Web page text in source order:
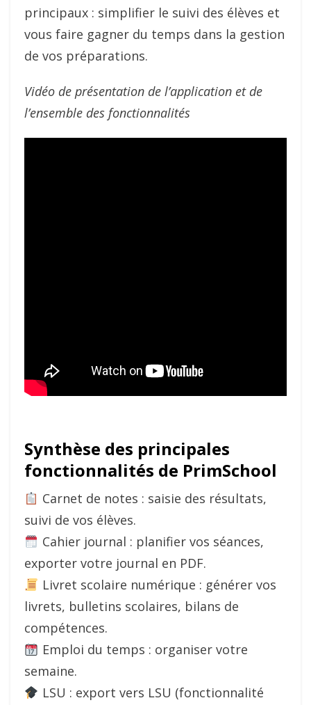
principaux : simplifier le suivi des élèves et
vous faire gagner du temps dans la gestion
de vos préparations.
Vidéo de présentation de l’application et de
l’ensemble des fonctionnalités
Synthèse des principales
fonctionnalités de PrimSchool
Carnet de notes : saisie des résultats,
suivi de vos élèves.
Cahier journal : planifier vos séances,
exporter votre journal en PDF.
Livret scolaire numérique : générer vos
livrets, bulletins scolaires, bilans de
compétences.
Emploi du temps : organiser votre
semaine.
LSU : export vers LSU (fonctionnalité